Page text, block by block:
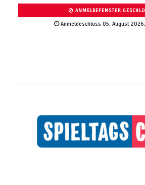
ANMELDEFENSTER
Anmeldeschluss 05. August